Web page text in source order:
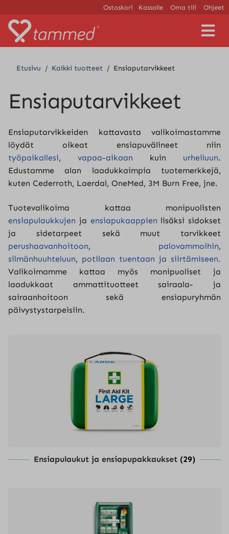
Ostoskori Kassalle Oma tili Ohjeet
V
a
l
Etusivu / Kaikki tuotteet / Ensiaputarvikkeet
Ensiaputarvikkeet
Ensiaputarvikkeiden kattavasta valikoimastamme
löydät oikeat ensiapuvälineet niin
työpaikallesi, vapaa-aikaan kuin urheiluun.
Edustamme alan laadukkaimpia tuotemerkkejä,
kuten Cederroth, Laerdal, OneMed, 3M Burn Free, jne.
Tuotevalikoima kattaa monipuolisten
ensiapulaukkujen ja ensiapukaappien lisäksi sidokset
ja sidetarpeet sekä muut tarvikkeet
perushaavanhoitoon, palovammoihin,
silmänhuuhteluun, potilaan tuentaan ja siirtämiseen.
Valikoimamme kattaa myös monipuoliset ja
laadukkaat ammattituotteet sairaala- ja
sairaanhoitoon sekä ensiapuryhmän
päivystystarpeisiin.
Ensiapulaukut ja ensiapupakkaukset (29)